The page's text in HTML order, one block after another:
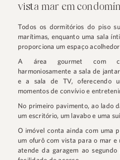
vista mar em
Todos os dormitórios do piso
marítimas, enquanto uma sala
proporciona um espaço
A área gourmet com
harmoniosamente a sala de
e a sala de TV, oferecendo
momentos de convívio e
No primeiro pavimento, ao lado
um escritório, um lavabo e uma
O imóvel conta ainda com uma
um ofurô com vista para o mar
atende da garagem ao